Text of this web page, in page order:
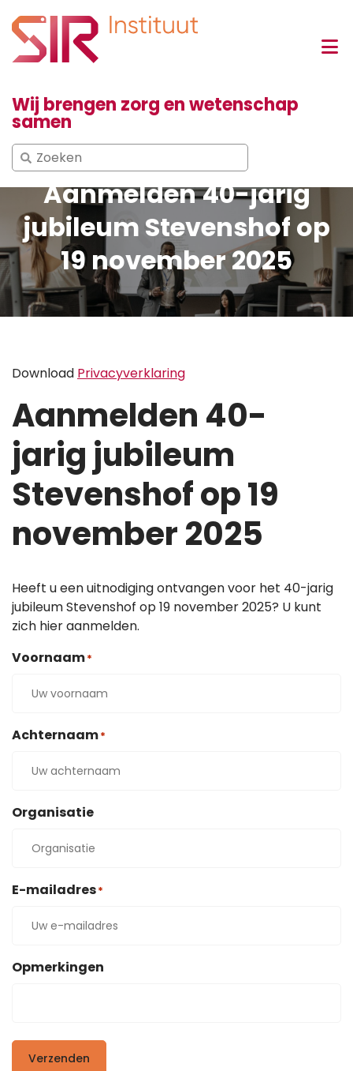
Wij brengen zorg en wetenschap
samen
Search
for:
Aanmelden 40-jarig
jubileum Stevenshof op
19 november 2025
Download Privacyverklaring
Aanmelden 40-
jarig jubileum
Stevenshof op 19
november 2025
Heeft u een uitnodiging ontvangen voor het 40-jarig
jubileum Stevenshof op 19 november 2025? U kunt
zich hier aanmelden.
Voornaam*
Achternaam*
Organisatie
E-mailadres*
Opmerkingen
Verzenden